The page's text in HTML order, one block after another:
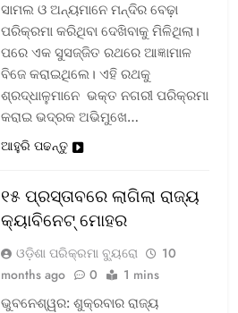
ସାମଲ ଓ ଅନ୍ୟମାନେ ମନ୍ଦିର ବେଢ଼ା
ପରିକ୍ରମା କରିଥିବା ଦେଖିବାକୁ ମିଳିଥିଲା।
ପରେ ଏକ ସୁସଜ୍ଜିତ ରଥରେ ଆଜ୍ଞାମାଳ
ବିଜେ କରାଇଥିଲେ। ଏହି ରଥକୁ
ଶ୍ରଦ୍ଧାଳୁମାନେ ଭକ୍ତ ନଗରୀ ପରିକ୍ରମା
କରାଇ ଭଦ୍ରକ ଅଭିମୁଖେ…
ଆହୁରି ପଢନ୍ତୁ
୧୫ ପ୍ରସ୍ତାବରେ ଲାଗିଲା ରାଜ୍ୟ
କ୍ୟାବିନେଟ୍ ମୋହର
ଓଡ଼ିଶା ପରିକ୍ରମା ବ୍ୟୁରୋ
10
months ago
0 1 mins
ଭୁବନେଶ୍ୱର: ଶୁକ୍ରବାର ରାଜ୍ୟ